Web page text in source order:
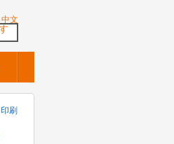
中文
印刷